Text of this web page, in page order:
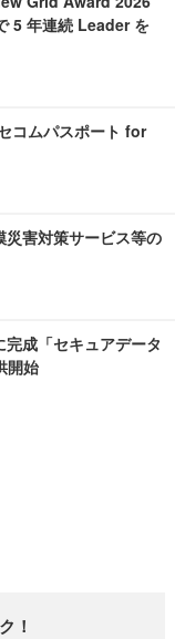
5 年連続 Leader を
コムパスポート for
害対策サービス等の
成「セキュアデータ
開始
！